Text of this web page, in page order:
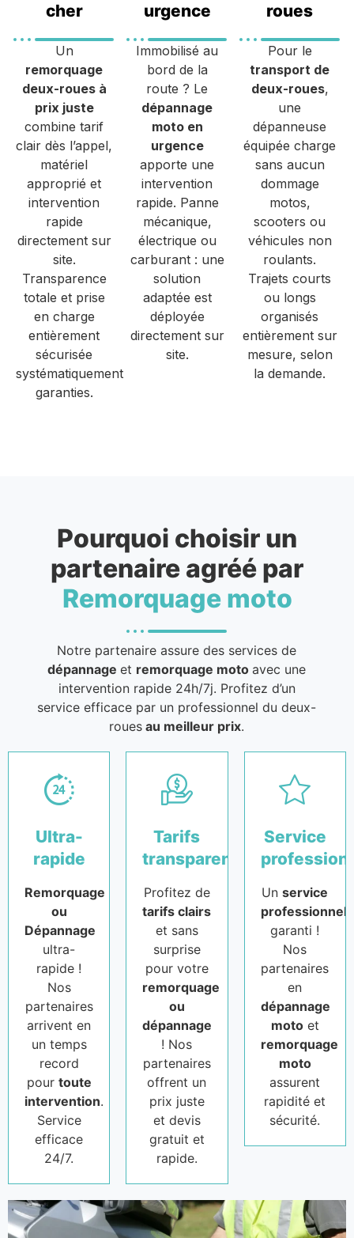
cher
Un
remorquage
deux-roues à
prix juste
combine tarif
clair dès l’appel,
matériel
approprié et
intervention
rapide
directement sur
site.
Transparence
totale et prise
en charge
entièrement
sécurisée
systématiquement
garanties.
urgence
Immobilisé au
bord de la
route ? Le
dépannage
moto en
urgence
apporte une
intervention
rapide. Panne
mécanique,
électrique ou
carburant : une
solution
adaptée est
déployée
directement sur
site.
roues
Pour le
transport de
deux-roues,
une
dépanneuse
équipée charge
sans aucun
dommage
motos,
scooters ou
véhicules non
roulants.
Trajets courts
ou longs
organisés
entièrement sur
mesure, selon
la demande.
Pourquoi choisir un
partenaire agréé par
Remorquage moto
Notre partenaire assure des services de
dépannageet remorquage motoavec une
intervention rapide 24h/7j. Profitez d’un
service efficace par un professionnel du deux-
roues au meilleur prix.
Ultra-
rapide
Remorquage
ou
Dépannage
ultra-
rapide !
Nos
partenaires
arrivent en
un temps
record
pour toute
intervention.
Service
efficace
24/7.
Tarifs
transparents
Profitez de
tarifs clairs
et sans
surprise
pour votre
remorquage
ou
dépannage
! Nos
partenaires
offrent un
prix juste
et devis
gratuit et
rapide.
Service
Unservice
professionnel
garanti !
Nos
partenaires
en
dépannage
motoet
remorquage
moto
assurent
rapidité et
sécurité.